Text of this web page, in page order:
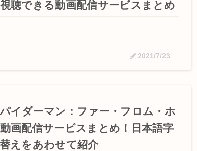
聴できる動画配信サービスまとめ
2021/7/23
イダーマン：ファー・フロム・ホ
画配信サービスまとめ！日本語字
えをあわせて紹介